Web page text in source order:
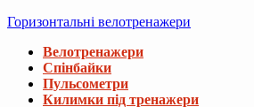
Горизонтальні велотренажери
Велотренажери
Спінбайки
Пульсометри
Килимки під тренажери